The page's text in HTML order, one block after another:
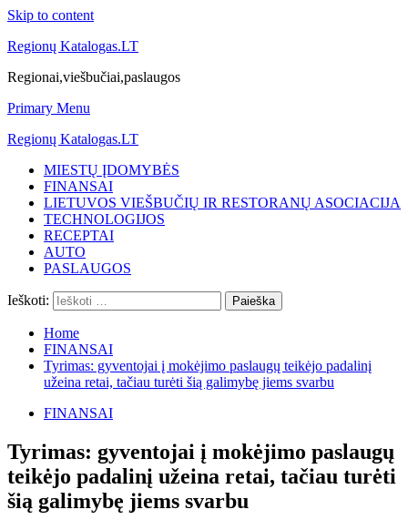
Skip to content
Regionų Katalogas.LT
Regionai,viešbučiai,paslaugos
Primary Menu
Regionų Katalogas.LT
MIESTŲ ĮDOMYBĖS
FINANSAI
LIETUVOS VIEŠBUČIŲ IR RESTORANŲ ASOCIACIJA
TECHNOLOGIJOS
RECEPTAI
AUTO
PASLAUGOS
Ieškoti:
Home
FINANSAI
Tyrimas: gyventojai į mokėjimo paslaugų teikėjo padalinį
užeina retai, tačiau turėti šią galimybę jiems svarbu
FINANSAI
Tyrimas: gyventojai į mokėjimo paslaugų
teikėjo padalinį užeina retai, tačiau turėti
šią galimybę jiems svarbu